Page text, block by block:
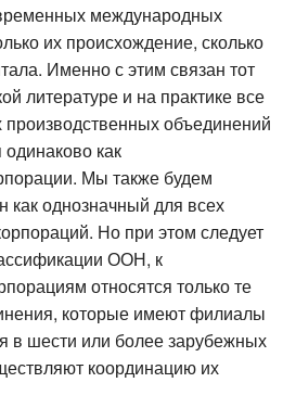
международных
их происхождение, сколько
Именно с этим связан тот
литературе и на практике все
объединений
как
Мы также будем
как однозначный для всех
Но при этом следует
ООН, к
относятся только те
которые имеют филиалы
в шести или более зарубежных
координацию их